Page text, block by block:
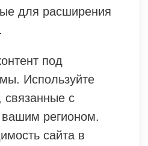
для расширения
под
Используйте
связанные с
регионом.
сайта в